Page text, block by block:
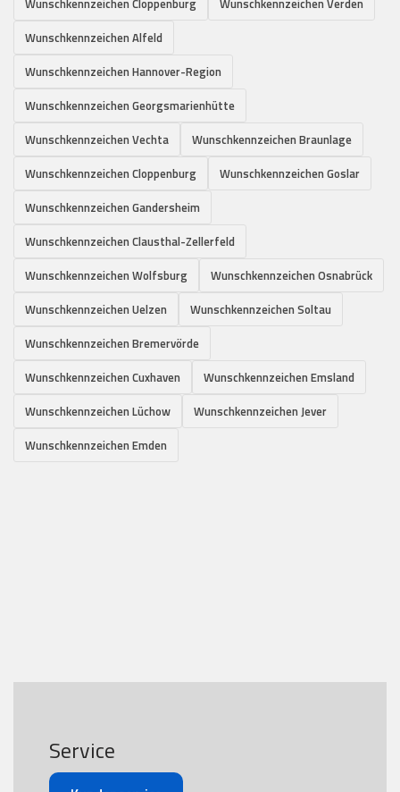
Wunschkennzeichen Cloppenburg
Wunschkennzeichen Verden
Wunschkennzeichen Alfeld
Wunschkennzeichen Hannover-Region
Wunschkennzeichen Georgsmarienhütte
Wunschkennzeichen Vechta
Wunschkennzeichen Braunlage
Wunschkennzeichen Cloppenburg
Wunschkennzeichen Goslar
Wunschkennzeichen Gandersheim
Wunschkennzeichen Clausthal-Zellerfeld
Wunschkennzeichen Wolfsburg
Wunschkennzeichen Osnabrück
Wunschkennzeichen Uelzen
Wunschkennzeichen Soltau
Wunschkennzeichen Bremervörde
Wunschkennzeichen Cuxhaven
Wunschkennzeichen Emsland
Wunschkennzeichen Lüchow
Wunschkennzeichen Jever
Wunschkennzeichen Emden
Service